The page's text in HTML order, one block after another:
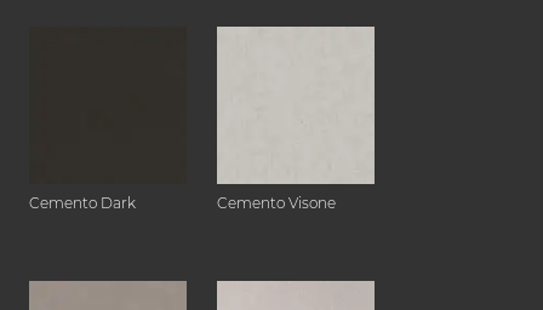
Cemento Dark Cemento Visone